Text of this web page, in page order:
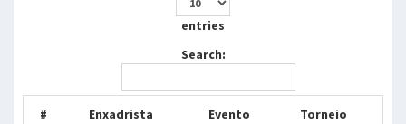
entries
Search:
# Enxadrista Evento Torneio